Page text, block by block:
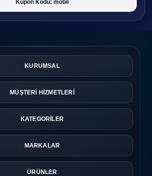
Kupon Kodu: mobil
KURUMSAL
MÜŞTERİ HİZMETLERİ
KATEGORİLER
MARKALAR
ÜRÜNLER